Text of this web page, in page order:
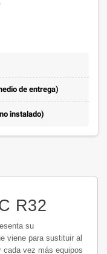
de entrega)
instalado)
R32
su
viene para sustituir al
cada vez más equipos